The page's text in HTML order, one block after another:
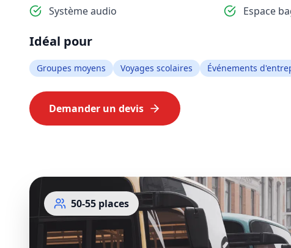
Système audio
Espace
Idéal pour
Groupes moyens Voyages scolaires Événements
Demander un devis
50-55 places